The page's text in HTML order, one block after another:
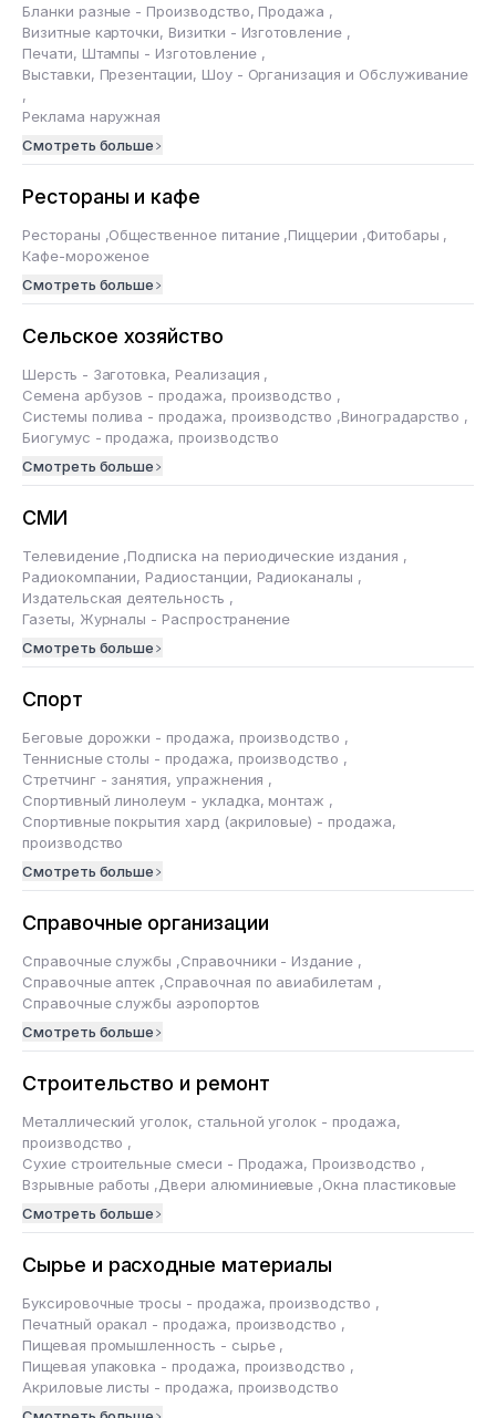
Бланки разные - Производство, Продажа ,
Визитные карточки, Визитки - Изготовление ,
Печати, Штампы - Изготовление ,
Выставки, Презентации, Шоу - Организация и Обслуживание
,
Реклама наружная
Смотреть больше
Рестораны и кафе
Рестораны ,Общественное питание ,Пиццерии ,Фитобары ,
Кафе-мороженое
Смотреть больше
Сельское хозяйство
Шерсть - Заготовка, Реализация ,
Семена арбузов - продажа, производство ,
Системы полива - продажа, производство ,Виноградарство ,
Биогумус - продажа, производство
Смотреть больше
СМИ
Телевидение ,Подписка на периодические издания ,
Радиокомпании, Радиостанции, Радиоканалы ,
Издательская деятельность ,
Газеты, Журналы - Распространение
Смотреть больше
Спорт
Беговые дорожки - продажа, производство ,
Теннисные столы - продажа, производство ,
Стретчинг - занятия, упражнения ,
Спортивный линолеум - укладка, монтаж ,
Спортивные покрытия хард (акриловые) - продажа,
производство
Смотреть больше
Справочные организации
Справочные службы ,Справочники - Издание ,
Справочные аптек ,Справочная по авиабилетам ,
Справочные службы аэропортов
Смотреть больше
Строительство и ремонт
Металлический уголок, стальной уголок - продажа,
производство ,
Сухие строительные смеси - Продажа, Производство ,
Взрывные работы ,Двери алюминиевые ,Окна пластиковые
Смотреть больше
Сырье и расходные материалы
Буксировочные тросы - продажа, производство ,
Печатный оракал - продажа, производство ,
Пищевая промышленность - сырье ,
Пищевая упаковка - продажа, производство ,
Акриловые листы - продажа, производство